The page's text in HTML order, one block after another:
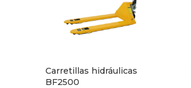
Carretillas hidráulicas
BF2500